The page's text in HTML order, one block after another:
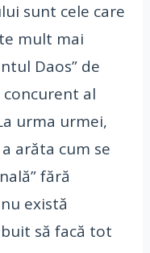
sunt cele care
mult mai
Daos” de
al
urma urmei,
arăta cum se
fără
există
să facă tot